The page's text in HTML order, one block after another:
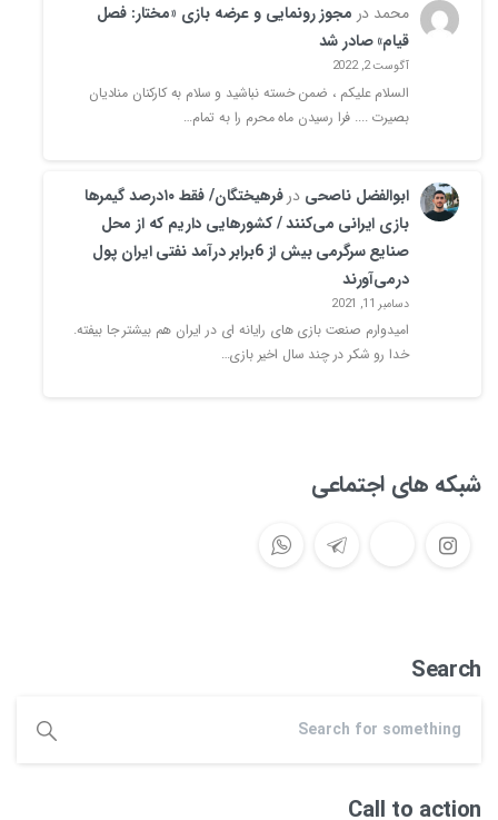
محمد در مجوز رونمایی و عرضه بازی «مختار: فصل
قیام» صادر شد
آگوست 2, 2022
السلام علیکم ، ضمن خسته نباشید و سلام به کارکنان منادیان
بصیرت .... فرا رسیدن ماه محرم را به تمام…
ابوالفضل ناصحی در
فرهیختگان/ فقط ۱۰درصد گیمرها
بازی ایرانی می‌کنند / کشورهایی داریم که از محل
صنایع سرگرمی بیش از 6برابر درآمد نفتی ایران پول
درمی‌آورند
دسامبر 11, 2021
امیدوارم صنعت بازی های رایانه ای در ایران هم بیشتر جا بیفته.
خدا رو شکر در چند سال اخیر بازی…
شبکه های اجتماعی
Search
Call to action